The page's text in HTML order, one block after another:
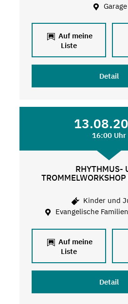
Garage
Auf meine
Liste
Detail
16:00 Uhr
RHYTHMUS-
Kinder und
Evangelische
Auf meine
Liste
Detail